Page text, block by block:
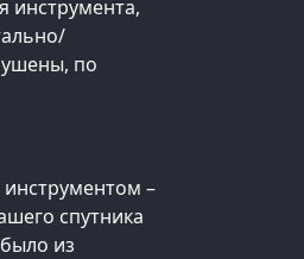
инструмента,
по
–
спутника
из